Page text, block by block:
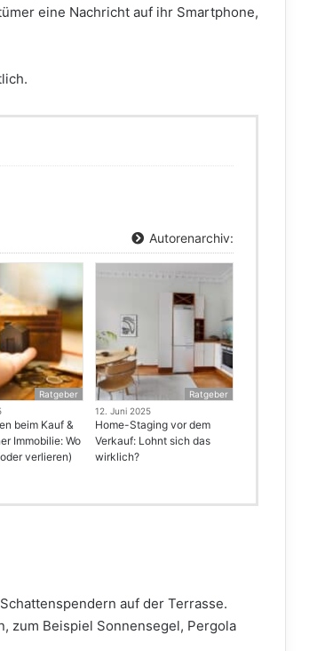
eine Nachricht auf ihr Smartphone,
Autorenarchiv:
Ratgeber
beim Kauf &
Immobilie: Wo
verlieren)
Ratgeber
12. Juni 2025
Home-Staging vor dem
Verkauf: Lohnt sich das
wirklich?
auf der Terrasse.
zum Beispiel Sonnensegel, Pergola